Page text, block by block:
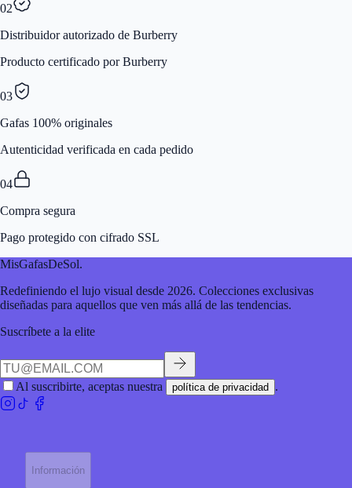
02
Distribuidor autorizado de Burberry
Producto certificado por Burberry
03
Gafas 100% originales
Autenticidad verificada en cada pedido
04
Compra segura
Pago protegido con cifrado SSL
MisGafasDeSol.
Redefiniendo el lujo visual desde 2026. Colecciones exclusivas
diseñadas para aquellos que ven más allá de las tendencias.
Suscríbete a la elite
Al suscribirte, aceptas nuestra política de privacidad .
Información